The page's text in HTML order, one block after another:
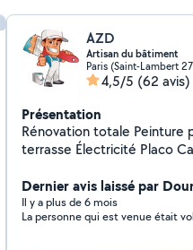
AZD
Artisan du bâtiment
Paris (Saint-Lambert
4,5/5 (62 avis)
Présentation
Rénovation totale Peinture plomberie gros œuvre
terrasse Électricité Placo Carrelages Parquet
Dernier avis laissé par
Il y a plus de 6 mois
La personne qui est venue était